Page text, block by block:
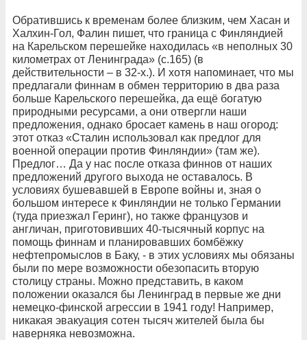
Обратившись к временам более близким, чем Хасан и
Халхин-Гол, Фалин пишет, что граница с Финляндией
на Карельском перешейке находилась «в неполных 30
километрах от Ленинграда» (с.165) (в
действительности – в 32-х.). И хотя напоминает, что мы
предлагали финнам в обмен территорию в два раза
больше Карельского перешейка, да ещё богатую
природными ресурсами, а они отвергли наши
предложения, однако бросает камень в наш огород:
этот отказ «Сталин использовал как предлог для
военной операции против Финляндии» (там же).
Предлог… Да у нас после отказа финнов от наших
предложений другого выхода не оставалось. В
условиях бушевавшей в Европе войны и, зная о
большом интересе к Финляндии не только Германии
(туда приезжал Геринг), но также французов и
англичан, приготовивших 40-тысячный корпус на
помощь финнам и планировавших бомбёжку
нефтепромыслов в Баку, - в этих условиях мы обязаны
были по мере возможности обезопасить вторую
столицу страны. Можно представить, в каком
положении оказался бы Ленинград в первые же дни
немецко-финской агрессии в 1941 году! Например,
никакая эвакуация сотен тысяч жителей была бы
наверняка невозможна.